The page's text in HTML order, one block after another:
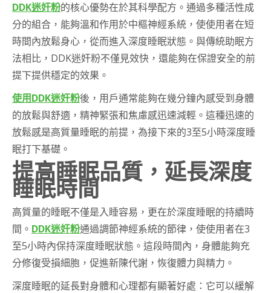
DDK迷奸粉的核心優勢在於其科學配方。通過多種活性成
分的組合，能夠溫和作用於中樞神經系統，使使用者在短
時間內放鬆身心，從而進入深度睡眠狀態。與傳統助眠方
法相比，DDK迷奸粉不僅見效快，還能夠在保證安全的前
提下提供穩定的效果。
使用DDK迷奸粉後，用戶通常能夠在幾分鐘內感受到身體
的放鬆與舒適，精神緊張和焦慮感迅速減輕。這種迅速的
放鬆感是高質量睡眠的前提，為接下來的3至5小時深度睡
眠打下基礎。
提高睡眠品質，延長深度
睡眠時間
高質量的睡眠不僅是入睡容易，更在於深度睡眠的持續時
間。 DDK迷奸粉通過調節神經系統的節律，使使用者在3
至5小時內保持深度睡眠狀態。這段時間內，身體能夠充
分修復受損細胞，促進新陳代謝，恢復體力與精力。
深度睡眠的延長對身體和心理都有顯著好處：它可以緩解